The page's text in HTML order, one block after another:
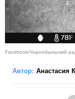
Facebook/Чорнобыльский
Автор: Анастасия